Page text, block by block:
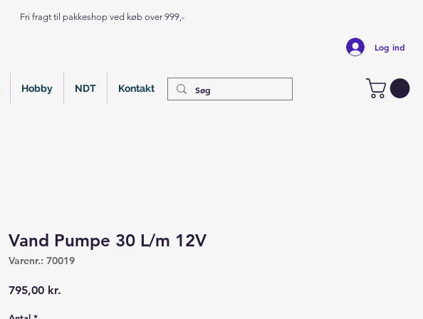
Hobby NDT Kontakt
Log ind
Fri fragt til pakkeshop ved køb over 999,-
Vand Pumpe 30 L/m 12V
Varenr.: 70019
795,00 kr.